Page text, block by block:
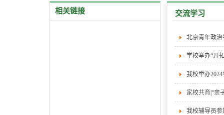
相关链接 交流学习
北京青年政
学校举办“开
我校举办
家校共育|“亲
我校辅导员